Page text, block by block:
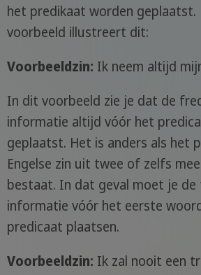
het predikaat worden geplaatst.
voorbeeld illustreert dit:
Voorbeeldzin: Ik neem altijd
In dit voorbeeld zie je dat de
informatie altijd vóór het
geplaatst. Het is anders als het
Engelse zin uit twee of zelfs
bestaat. In dat geval moet je
informatie vóór het eerste
predicaat plaatsen.
Voorbeeldzin: Ik zal nooit een